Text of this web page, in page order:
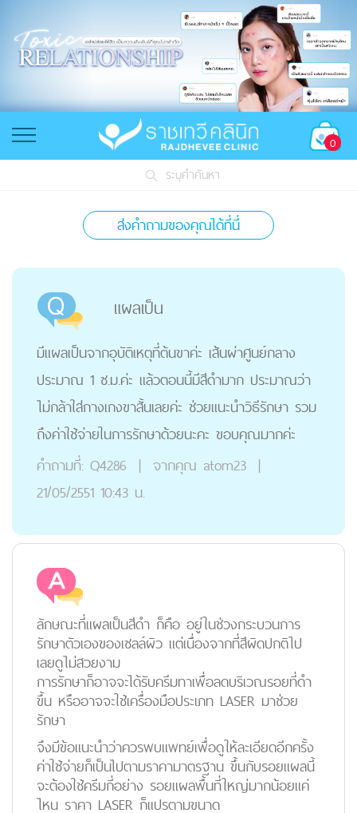
0
ระบุคำค้นหา
ส่งคำถามของคุณได้ที่นี่
แผลเป็น
มีแผลเป็นจากอุบัติเหตุที่ต้นขาค่ะ เส้นผ่าศูนย์กลาง
ประมาณ 1 ซ.ม.ค่ะ แล้วตอนนี้มีสีดำมาก ประมาณว่า
ไม่กล้าใส่กางเกงขาสั้นเลยค่ะ ช่วยแนะนำวิธีรักษา รวม
ถึงค่าใช้จ่ายในการรักษาด้วยนะคะ ขอบคุณมากค่ะ
คำถามที่: Q4286 | จากคุณ atom23 |
21/05/2551 10:43 น.
ลักษณะที่แผลเป็นสีดำ ก็คือ อยู่ในช่วงกระบวนการ
รักษาตัวเองของเซลล์ผิว แต่เนื่องจากที่สีผิดปกติไป
เลยดูไม่สวยงาม
การรักษาก็อาจจะได้รับครีมทาเพื่อลดบริเวณรอยที่ดำ
ขึ้น หรืออาจจะใช้เครื่องมือประเภท LASER มาช่วย
รักษา
จึงมีข้อแนะนำว่าควรพบแพทย์เพื่อดูให้ละเอียดอีกครั้ง
ค่าใช้จ่ายก็เป็นไปตามราคามาตรฐาน ขึ้นกับรอยแผลนี้
จะต้องใช้ครีมกี่อย่าง รอยแผลพื้นที่ใหญ่มากน้อยแค่
ไหน ราคา LASER ก็แปรตามขนาด